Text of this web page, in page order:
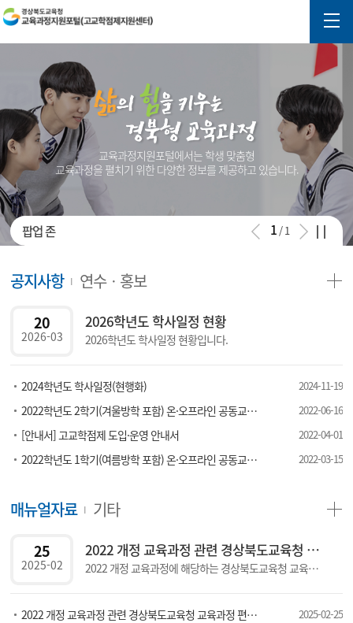
교육과정지원포털에서는 학생 맞춤형
교육과정을 펼치기 위한 다양한 정보를 제공하고 있습니다.
팝업 존 1/1
공지사항
20
2026-03
2026학년도 학사일정 현황
2026학년도 학사일정 현황입니다.
2024학년도 학사일정(현행화) 2024-11-19
2022학년도 2학기(겨울방학 포함) 온·오프라인 공동교육과정 개설 예정 과목 안내 2022-06-16
[안내서] 고교학점제 도입·운영 안내서 2022-04-01
2022학년도 1학기(여름방학 포함) 온·오프라인 공동교육과정 개설 예정 과목 안내 2022-03-15
연수ㆍ홍보
매뉴얼자료
25
2025-02
2022 개정 교육과정 관련 경상북도교육청 교육과정 편성운영 지침(고등학교)
2022 개정 교육과정에 해당하는 경상북도교육청 교육과정 편성운영 지침 입니다. 2022 부터는 학교의 자율성을 강조한다는 의미에서 지침이라는 용어 대신 &#39;삶의 힘을 키우는 경상북도 고등학교 교육과정&#39; 이라는 이름으로 안내됩니다.
2022 개정 교육과정 관련 경상북도교육청 교육과정 편성운영 지침(중학교) 2025-02-25
기타